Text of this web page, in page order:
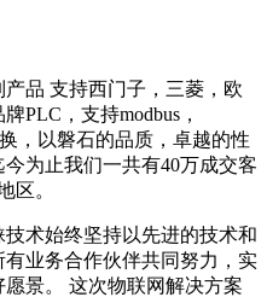
品 支持西门子，三菱，欧
PLC，支持modbus，
，以磐石的品质，卓越的性
为止我们一共有40万成交客
区。
术始终坚持以先进的技术和
业务合作伙伴共同努力，实
景。 这次物联网解决方案